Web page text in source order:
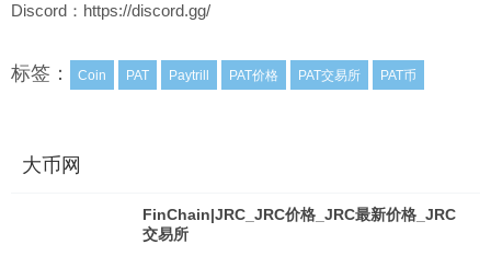
Discord：https://discord.gg/
标签： Coin PAT Paytrill PAT价格 PAT交易所 PAT币
大币网
FinChain|JRC_JRC价格_JRC最新价格_JRC
交易所